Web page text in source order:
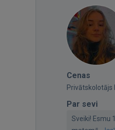
Cenas
Privātskolotājs
Par sevi
Sveiki! Esmu